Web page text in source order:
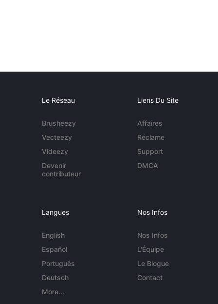
Le Réseau
Brusheezy
Vecteezy
Videezy
Devenir
contributeur
Liens Du Site
Affaires
Réclame
Support
DMCA
Langues
English
Español
Português
Deutsch
More...
Nos Infos
Nos Infos
L'Équipe
Le Blogue
Contact